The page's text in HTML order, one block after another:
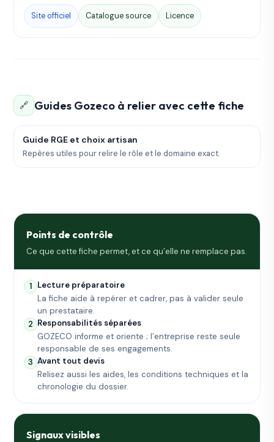
Site officiel Catalogue source Licence
🔗 Guides Gozeco à relier avec cette fiche
Guide RGE et choix artisan
Repères utiles pour relire le rôle et le domaine exact.
Points de contrôle
Ce que cette fiche permet, et ce qu’elle ne remplace pas.
1 Lecture préparatoire
La fiche aide à repérer et cadrer, pas à valider seule
un prestataire.
2 Responsabilités séparées
GOZECO informe et oriente ; l’entreprise reste seule
responsable de ses engagements.
3 Avant tout devis
Relisez aussi les aides, les conditions techniques et la
chronologie du dossier.
Signaux visibles